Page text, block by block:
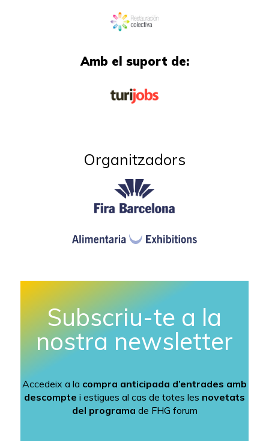
Amb el suport de:
Organitzadors​
Subscriu-te a la
nostra newsletter
Accedeix a la compra anticipada d’entrades amb
descompte i estigues al cas de totes les novetats
del programa de FHG forum